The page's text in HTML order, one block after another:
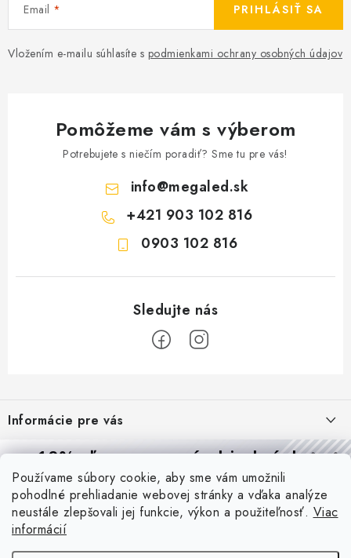
Používame súbory cookie, aby sme vám umožnili
pohodlné prehliadanie webovej stránky a vďaka analýze
neustále zlepšovali jej funkcie, výkon a použiteľnosť. Viac
informácií
Email
Vložením e-mailu súhlasíte s podmienkami ochrany osobných údajov
PRIHLÁSIŤ SA
Pomôžeme vám s výberom
Potrebujete s niečím poradiť? Sme tu pre vás!
info@megaled.sk
+421 903 102 816
0903 102 816
p
ä
Informácie pre vás
Reklamácie a formulár na odstúpenie od zmluvy
Obchodné podmienky
Podmienky ochrany osobných údajov
O nás - MEGALED & JANTON Zákamenné
Blog
PIR vs. mikrovlnný senzor: ktorý je lepší a kedy ho použiť? +
vysvetlenie daylight senzoru
10% zľavana prvú objednávku
Prihláste sa azískajtezľavu aj praktické tipy,vďaka ktorým
budete svietiť lepšie a platiť menej.